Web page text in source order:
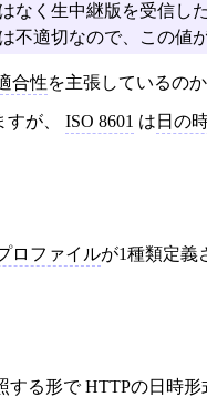
なく生中継版を受信し
不適切なので、この値
合性を主張しているのか
すが、 ISO 8601 は 日の
ロファイルが1種類定義
する形でHTTPの日時形